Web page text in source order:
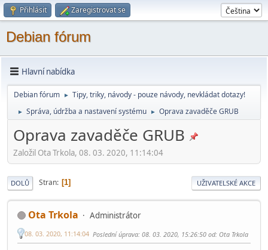
Přihlásit Zaregistrovat se
Debian fórum
Hlavní nabídka
Debian fórum ► Tipy, triky, návody - pouze návody, nevkládat dotazy!
► Správa, údržba a nastavení systému ► Oprava zavaděče GRUB
Oprava zavaděče GRUB
Založil Ota Trkola, 08. 03. 2020, 11:14:04
DOLŮ Stran 1 UŽIVATELSKÉ AKCE
Ota Trkola Administrátor
08. 03. 2020, 11:14:04 Poslední úprava: 08. 03. 2020, 15:26:50 od: Ota Trkola